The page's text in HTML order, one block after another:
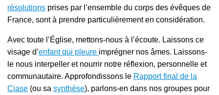
résolutions prises par l’ensemble du corps des évêques de
France, sont à prendre particulièrement en considération.
Avec toute l’Église, mettons-nous à l’écoute. Laissons ce
visage d’enfant qui pleure imprégner nos âmes. Laissons-
le nous interpeller et nourrir notre réflexion, personnelle et
communautaire. Approfondissons le Rapport final de la
Ciase (ou sa synthèse), parlons-en dans nos groupes pour